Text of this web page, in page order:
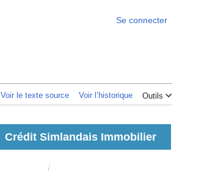
Se connecter
Voir le texte source Voir l’historique Outils
Crédit Simlandais Immobilier